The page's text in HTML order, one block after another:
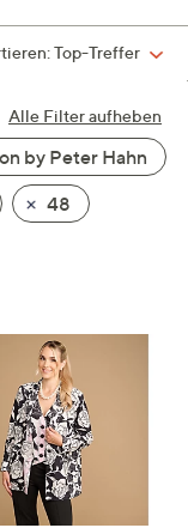
Top-Treffer
Alle Filter aufheben
by Peter Hahn
48